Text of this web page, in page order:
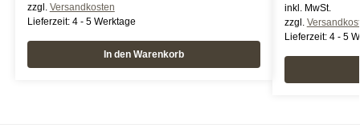
zzgl. Versandkosten
Lieferzeit: 4 - 5 Werktage
In den Warenkorb
inkl. MwSt.
zzgl.
Lieferzeit: 4 - 5